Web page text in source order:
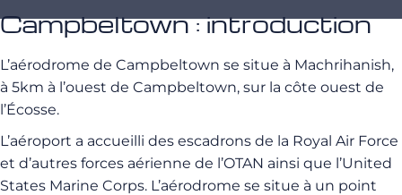
Campbeltown : introduction
L’aérodrome de Campbeltown se situe à Machrihanish,
à 5km à l’ouest de Campbeltown, sur la côte ouest de
l’Écosse.
L’aéroport a accueilli des escadrons de la Royal Air Force
et d’autres forces aérienne de l’OTAN ainsi que l’United
States Marine Corps. L’aérodrome se situe à un point